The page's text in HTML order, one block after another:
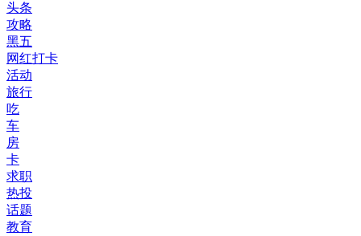
头条
攻略
黑五
网红打卡
活动
旅行
吃
车
房
卡
求职
热投
话题
教育